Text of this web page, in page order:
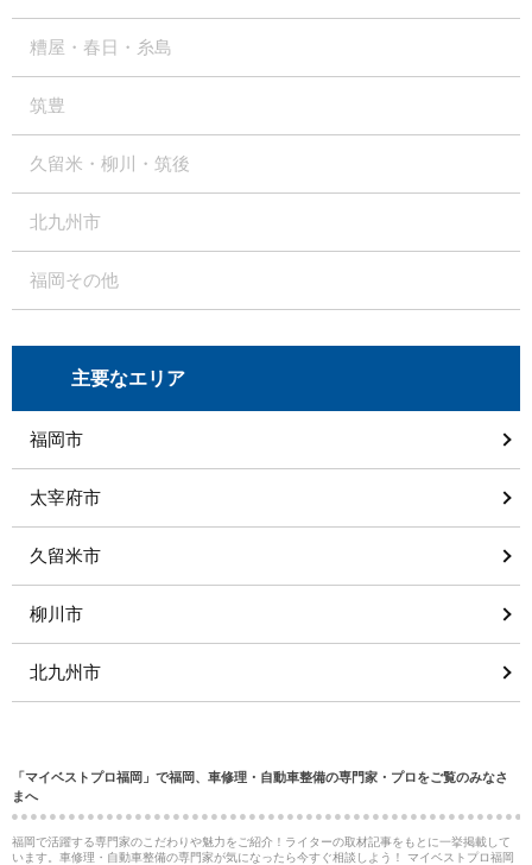
糟屋・春日・糸島
筑豊
久留米・柳川・筑後
北九州市
福岡その他
主要なエリア
福岡市
太宰府市
久留米市
柳川市
北九州市
「マイベストプロ福岡」で福岡、車修理・自動車整備の専門家・プロをご覧のみなさ
まへ
福岡で活躍する専門家のこだわりや魅力をご紹介！ライターの取材記事をもとに一挙掲載して
います。車修理・自動車整備の専門家が気になったら今すぐ相談しよう！ マイベストプロ福岡